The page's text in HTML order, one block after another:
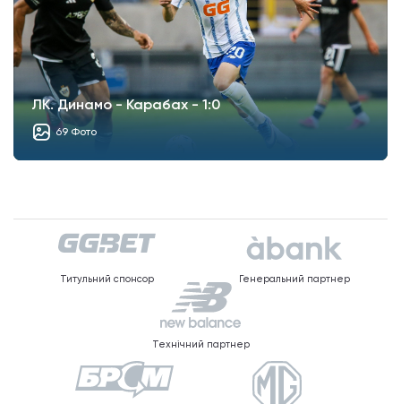
ЛК. Динамо - Карабах - 1:0
69 Фото
Титульний спонсор Генеральний партнер
Технічний партнер